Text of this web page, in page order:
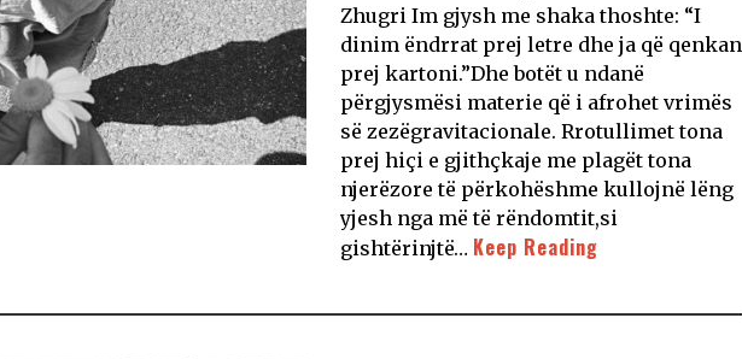
Zhugri Im gjysh me shaka thoshte: “I
dinim ëndrrat prej letre dhe ja që qenkan
prej kartoni.”Dhe botët u ndanë
përgjysmësi materie që i afrohet vrimës
së zezëgravitacionale. Rrotullimet tona
prej hiçi e gjithçkaje me plagët tona
njerëzore të përkohëshme kullojnë lëng
yjesh nga më të rëndomtit,si
gishtërinjtë… Keep Reading